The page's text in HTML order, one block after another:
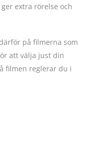
extra rörelse och
på filmerna som
att välja just din
filmen reglerar du i